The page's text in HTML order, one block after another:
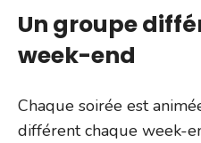
Un groupe
week-end
Chaque soirée est
différent chaque week-